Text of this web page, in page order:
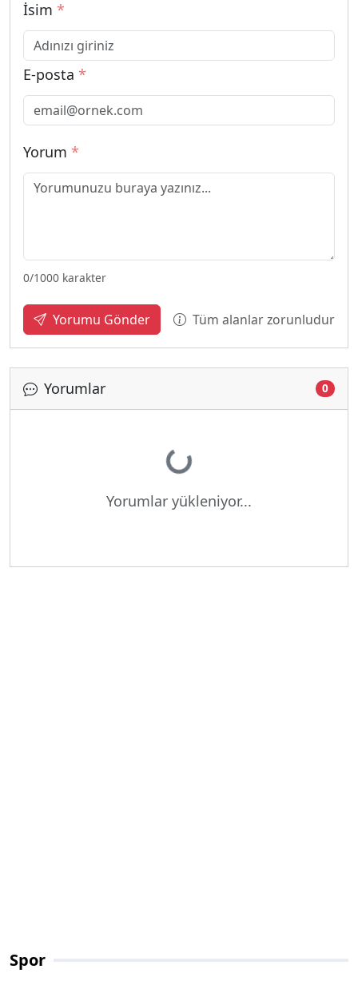
İsim *
E-posta *
Yorum *
0/1000 karakter
Yorumu Gönder Tüm alanlar zorunludur
Yorumlar 0
Yükleniyor...
Yorumlar yükleniyor...
Spor